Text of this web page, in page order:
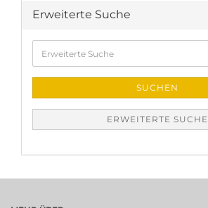
Erweiterte Suche
Suche
SUCHEN
ERWEITERTE SUCHE